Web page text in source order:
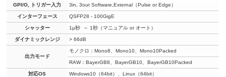
GPI/O, トリガー入力 3in, 3out Software,External（Pulse or Edge）
インターフェース QSFP28 - 100GigE
シャッター 1µ秒 ～ 1秒（マニュアル or オート）
ダイナミックレンジ > 66dB
出力モード
モノクロ：Mono8、Mono10、Mono10Packed
RAW：BayerGB8、BayerGB10、BayerGB10Packed
対応OS Windows10（64bit）、Linux（64bit）